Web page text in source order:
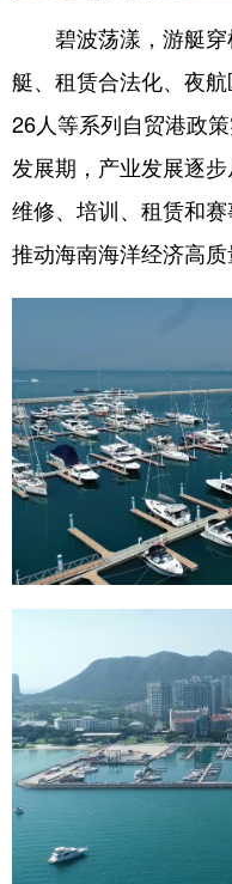
碧波荡漾，游艇穿
艇、租赁合法化、夜
26人等系列自贸港政
发展期，产业发展逐步
维修、培训、租赁和
推动海南海洋经济高质